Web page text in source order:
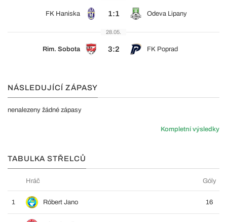
FK Haniska 1:1 Odeva Lipany
28.05.
Rim. Sobota 3:2 FK Poprad
NÁSLEDUJÍCÍ ZÁPASY
nenalezeny žádné zápasy
Kompletní výsledky
TABULKA STŘELCŮ
Hráč Góly
1 Róbert Jano 16